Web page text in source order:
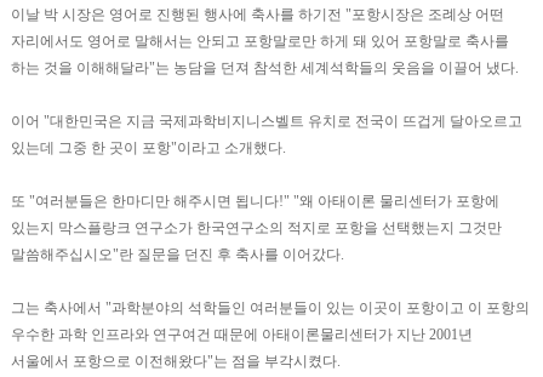
이날 박 시장은 영어로 진행된 행사에 축사를 하기전 "포항시장은 조례상 어떤
자리에서도 영어로 말해서는 안되고 포항말로만 하게 돼 있어 포항말로 축사를
하는 것을 이해해달라"는 농담을 던져 참석한 세계석학들의 웃음을 이끌어 냈다.
이어 "대한민국은 지금 국제과학비지니스벨트 유치로 전국이 뜨겁게 달아오르고
있는데 그중 한 곳이 포항"이라고 소개했다.
또 "여러분들은 한마디만 해주시면 됩니다!" "왜 아태이론 물리센터가 포항에
있는지 막스플랑크 연구소가 한국연구소의 적지로 포항을 선택했는지 그것만
말씀해주십시오"란 질문을 던진 후 축사를 이어갔다.
그는 축사에서 "과학분야의 석학들인 여러분들이 있는 이곳이 포항이고 이 포항의
우수한 과학 인프라와 연구여건 때문에 아태이론물리센터가 지난 2001년
서울에서 포항으로 이전해왔다"는 점을 부각시켰다.